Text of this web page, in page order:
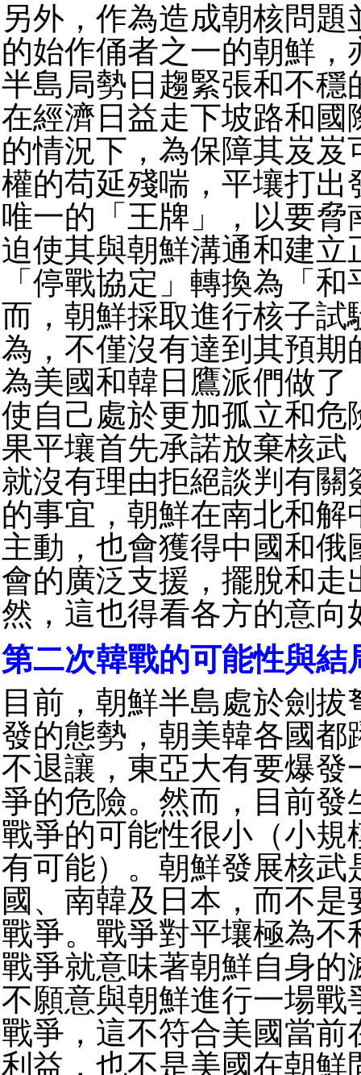
另外，作為造成朝核問題
的始作俑者之一的朝鮮，
半島局勢日趨緊張和不穩
在經濟日益走下坡路和國
的情況下，為保障其岌岌
權的苟延殘喘，平壤打出
唯一的「王牌」，以要脅
迫使其與朝鮮溝通和建立
「停戰協定」轉換為「
而，朝鮮採取進行核子試
為，不僅沒有達到其預期
為美國和韓日鷹派們做了
使自己處於更加孤立和危
果平壤首先承諾放棄核武
就沒有理由拒絕談判有關
的事宜，朝鮮在南北和解
主動，也會獲得中國和俄
會的廣泛支援，擺脫和走
然，這也得看各方的意向
第二次韓戰的可能性與結
目前，朝鮮半島處於劍拔
發的態勢，朝美韓各國都
不退讓，東亞大有要爆發
爭的危險。然而，目前發
戰爭的可能性很小（小規
有可能）。朝鮮發展核武
國、南韓及日本，而不是
戰爭。戰爭對平壤極為不
戰爭就意味著朝鮮自身的
不願意與朝鮮進行一場戰
戰爭，這不符合美國當前
利益，也不是美國在朝鮮